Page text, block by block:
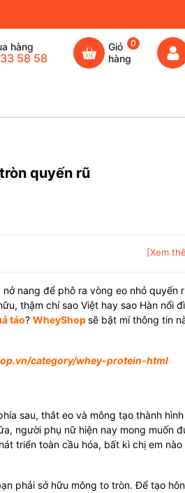
hàng
58 58
Giỏ
hàng
0
quyến rũ
[Xem
nang để phô ra vòng eo nhỏ quyến
thậm chí sao Việt hay sao Hàn nổi
táo? WheyShop sẽ bật mí thông tin
category/whey-protein-html
sau, thắt eo và mông tạo thành
người phụ nữ hiện nay mong muốn
triển toàn cầu hóa, bất kì chị em nào
phải sở hữu mông to tròn. Để tạo